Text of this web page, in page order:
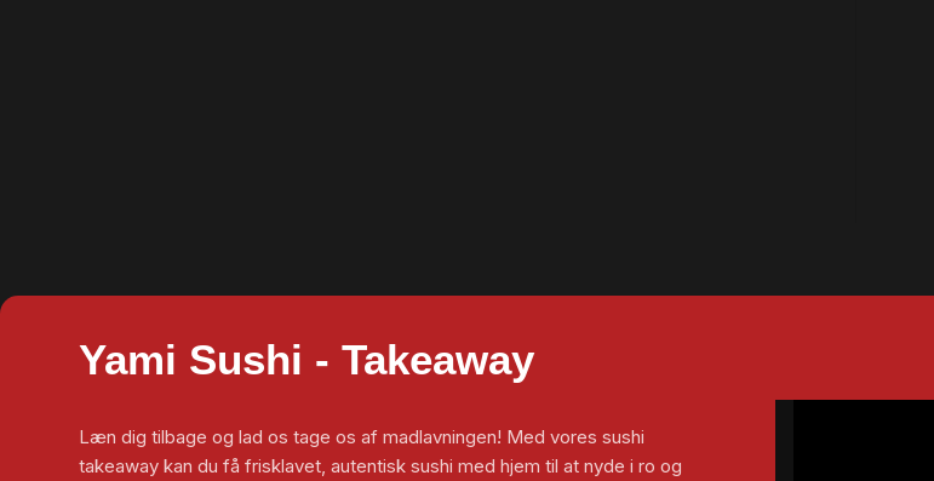
Yami Sushi - Takeaway
Læn dig tilbage og lad os tage os af madlavningen! Med vores sushi
takeaway kan du få frisklavet, autentisk sushi med hjem til at nyde i ro og